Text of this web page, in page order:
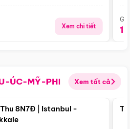
Xem chi tiết
ÚC-MỸ-PHI Xem tất cả
Điểm nổi bật
8N7Đ | Istanbul -